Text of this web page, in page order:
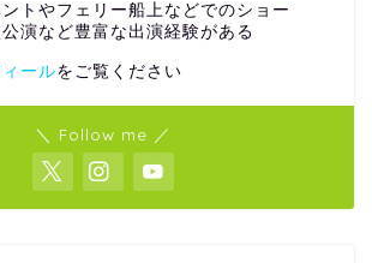
トやフェリー船上などでのショー
演など豊富な出演経験がある
ールをご覧ください
＼ Follow me ／